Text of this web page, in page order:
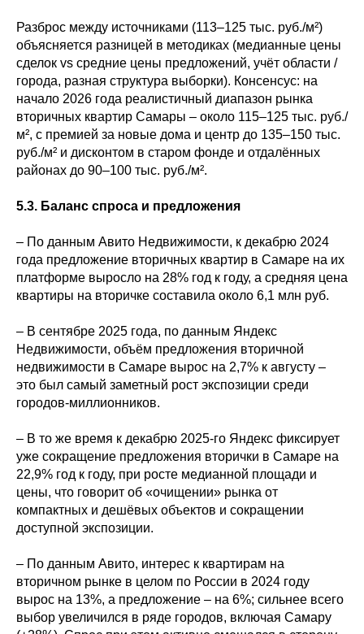
Разброс между источниками (113–125 тыс. руб./м²)
объясняется разницей в методиках (медианные цены
сделок vs средние цены предложений, учёт области /
города, разная структура выборки). Консенсус: на
начало 2026 года реалистичный диапазон рынка
вторичных квартир Самары – около 115–125 тыс. руб./
м², с премией за новые дома и центр до 135–150 тыс.
руб./м² и дисконтом в старом фонде и отдалённых
районах до 90–100 тыс. руб./м².
5.3. Баланс спроса и предложения
– По данным Авито Недвижимости, к декабрю 2024
года предложение вторичных квартир в Самаре на их
платформе выросло на 28% год к году, а средняя цена
квартиры на вторичке составила около 6,1 млн руб.
– В сентябре 2025 года, по данным Яндекс
Недвижимости, объём предложения вторичной
недвижимости в Самаре вырос на 2,7% к августу –
это был самый заметный рост экспозиции среди
городов-миллионников.
– В то же время к декабрю 2025-го Яндекс фиксирует
уже сокращение предложения вторички в Самаре на
22,9% год к году, при росте медианной площади и
цены, что говорит об «очищении» рынка от
компактных и дешёвых объектов и сокращении
доступной экспозиции.
– По данным Авито, интерес к квартирам на
вторичном рынке в целом по России в 2024 году
вырос на 13%, а предложение – на 6%; сильнее всего
выбор увеличился в ряде городов, включая Самару